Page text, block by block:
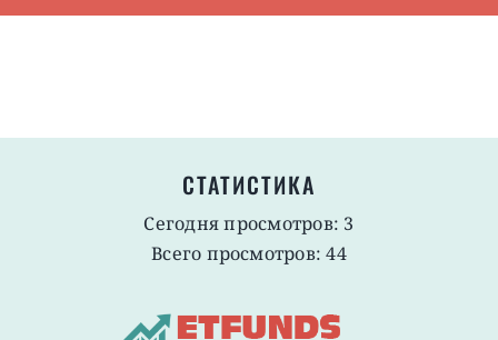
СТАТИСТИКА
Сегодня просмотров: 3
Всего просмотров: 44